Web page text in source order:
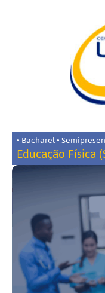
• Bacharel •
Educação Física